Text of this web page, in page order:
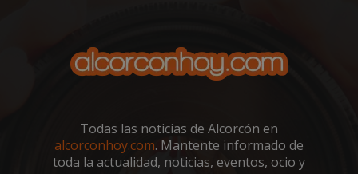
Todas las noticias de Alcorcón en
alcorconhoy.com. Mantente informado de
toda la actualidad, noticias, eventos, ocio y
.spotify.com